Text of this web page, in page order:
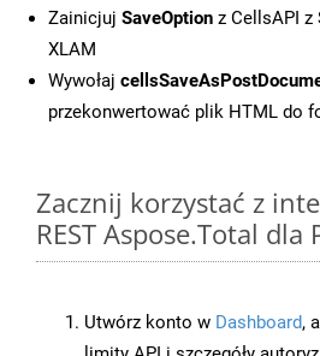
Zainicjuj SaveOption z CellsAPI z
XLAM
Wywołaj
przekonwertować plik HTML do
Zacznij korzystać z
REST Aspose.Total dla
Utwórz konto w Dashboard,